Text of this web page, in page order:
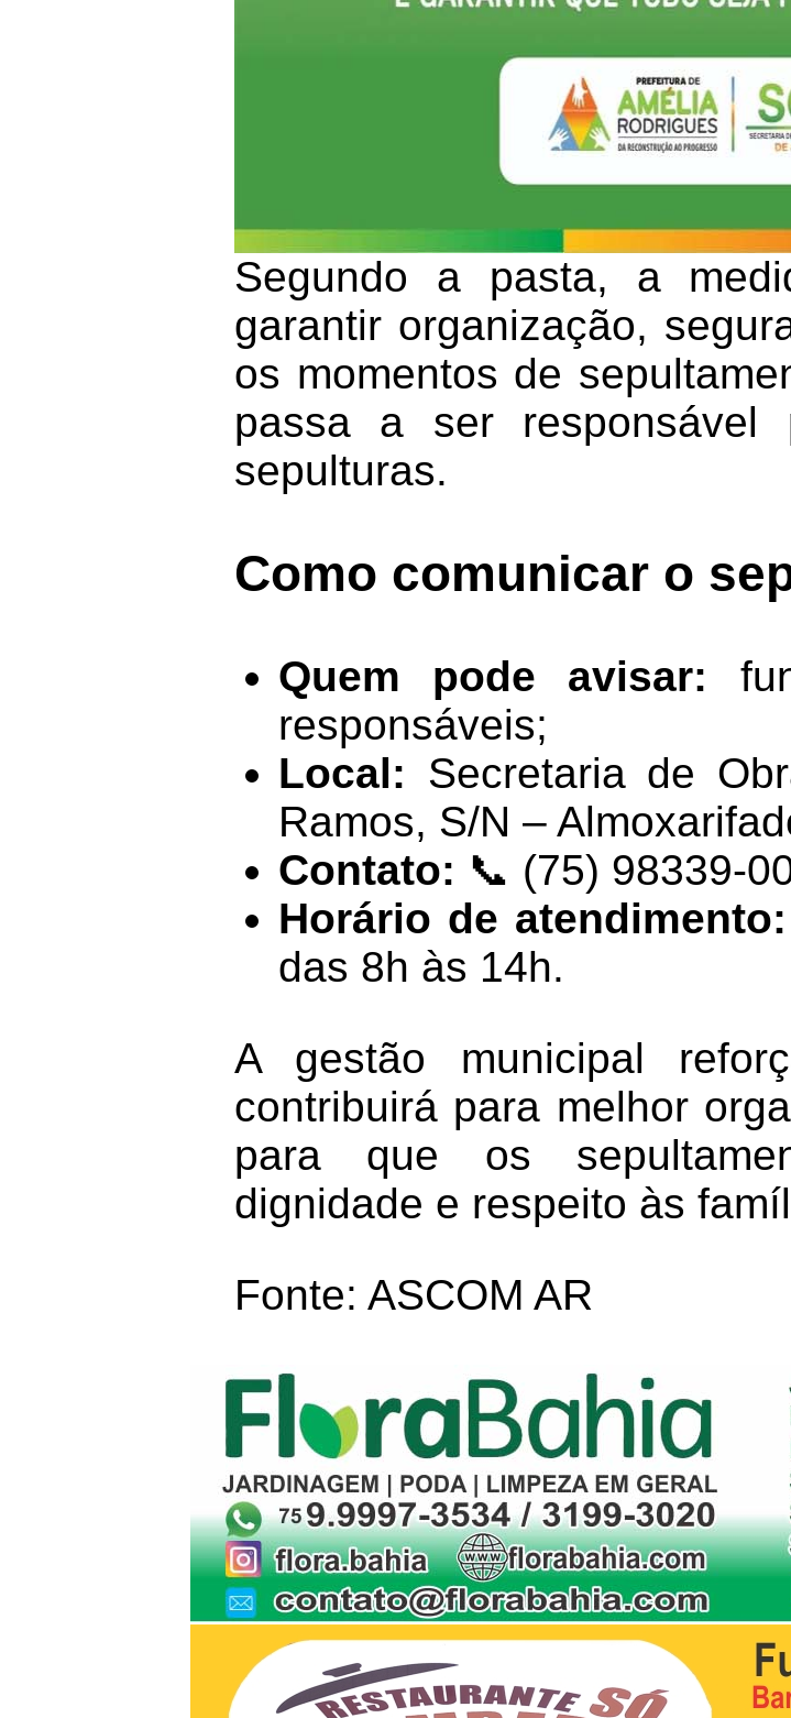
Segundo a pasta, a
garantir organização,
os momentos de
passa a ser
sepulturas.
Como comunicar o
Quem pode avisar:
responsáveis;
Local: Secretaria de
Ramos, S/N –
Contato: 📞 (75) 98339-
Horário de atendimento:
das 8h às 14h.
A gestão municipal
contribuirá para melhor
para que os
dignidade e respeito às
Fonte: ASCOM AR